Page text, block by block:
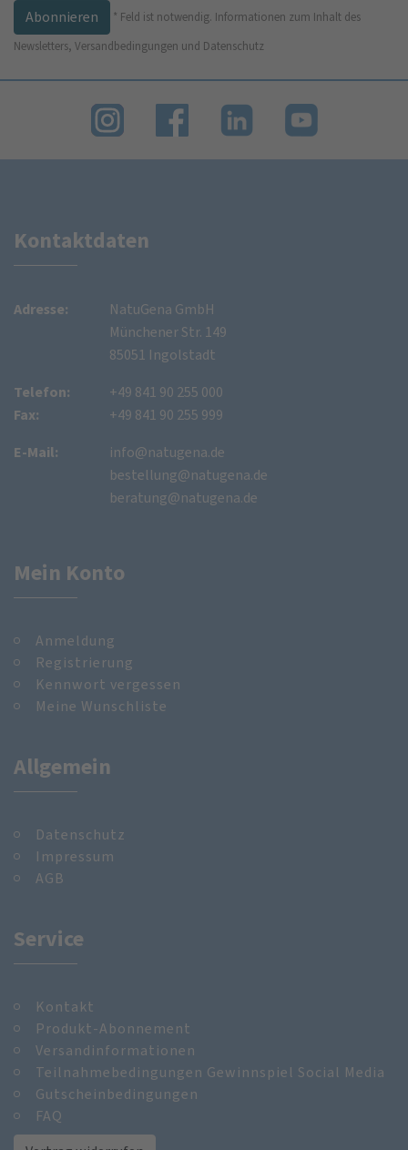
* Feld ist notwendig. Informationen zum Inhalt des
Newsletters, Versandbedingungen und Datenschutz
Kontaktdaten
Adresse:
NatuGena GmbH
Münchener Str. 149
85051 Ingolstadt
Telefon:
Fax:
+49 841 90 255 000
+49 841 90 255 999
E-Mail:
info@natugena.de
bestellung@natugena.de
beratung@natugena.de
Mein Konto
Anmeldung
Registrierung
Kennwort vergessen
Meine Wunschliste
Allgemein
Datenschutz
Impressum
AGB
Service
Kontakt
Produkt-Abonnement
Versandinformationen
Teilnahmebedingungen Gewinnspiel Social Media
Gutscheinbedingungen
FAQ